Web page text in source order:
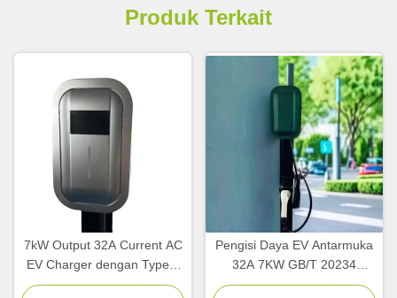
Produk Terkait
7kW Output 32A Current AC
EV Charger dengan Type 2
Interface untuk Stasiun
Pengisi Daya EV Antarmuka
32A 7KW GB/T 20234
dengan Kabel 5M untuk